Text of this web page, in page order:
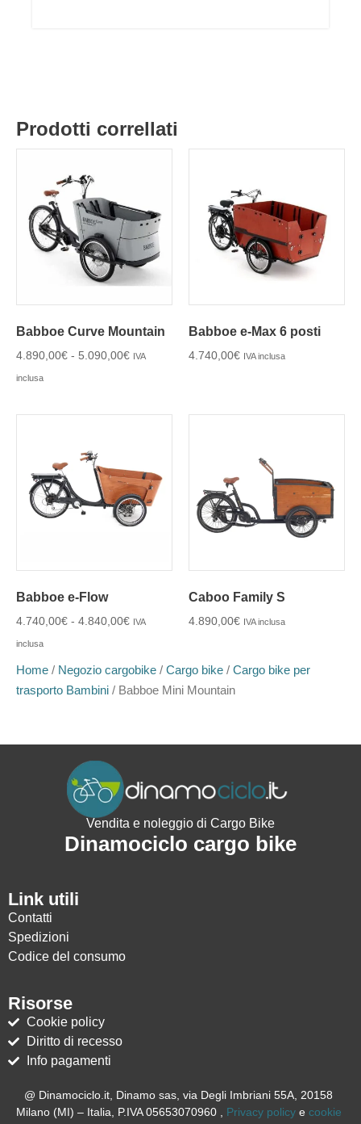
Prodotti correllati
Babboe Curve Mountain
4.890,00€ - 5.090,00€ IVA
inclusa
Babboe e-Max 6 posti
4.740,00€ IVA inclusa
Babboe e-Flow
4.740,00€ - 4.840,00€ IVA
inclusa
Caboo Family S
4.890,00€ IVA inclusa
Home / Negozio cargobike / Cargo bike / Cargo bike per
trasporto Bambini / Babboe Mini Mountain
Vendita e noleggio di Cargo Bike
Dinamociclo cargo bike
Link utili
Contatti
Spedizioni
Codice del consumo
Risorse
Cookie policy
Diritto di recesso
Info pagamenti
@ Dinamociclo.it, Dinamo sas, via Degli Imbriani 55A, 20158
Milano (MI) – Italia, P.IVA 05653070960 , Privacy policye cookie